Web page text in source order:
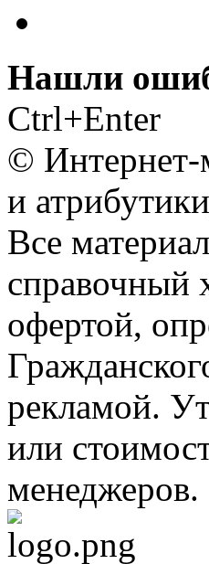
Нашли
Ctrl+Enter
© Интернет-
и
Все
справочный
офертой,
рекламой.
или
менеджеров.